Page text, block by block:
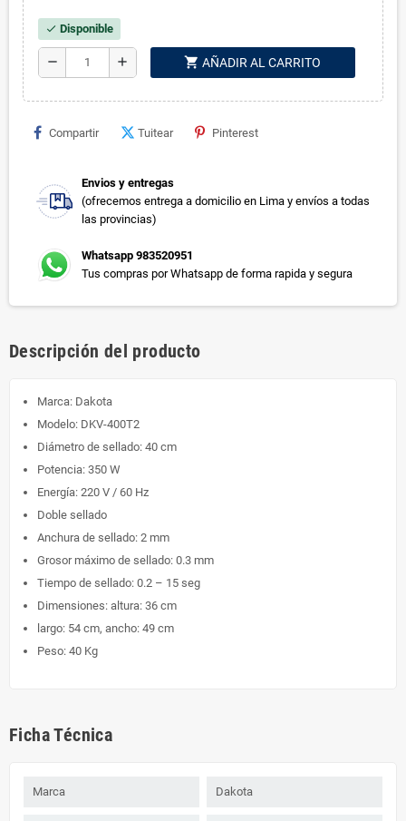
check Disponible
remove add shopping_cart AÑADIR AL CARRITO
Compartir Tuitear Pinterest
Envios y entregas
(ofrecemos entrega a domicilio en Lima y envíos a todas
las provincias)
Whatsapp 983520951
Tus compras por Whatsapp de forma rapida y segura
Descripción del producto
Marca: Dakota
Modelo: DKV-400T2
Diámetro de sellado: 40 cm
Potencia: 350 W
Energía: 220 V / 60 Hz
Doble sellado
Anchura de sellado: 2 mm
Grosor máximo de sellado: 0.3 mm
Tiempo de sellado: 0.2 – 15 seg
Dimensiones: altura: 36 cm
largo: 54 cm, ancho: 49 cm
Peso: 40 Kg
Ficha Técnica
Marca Dakota